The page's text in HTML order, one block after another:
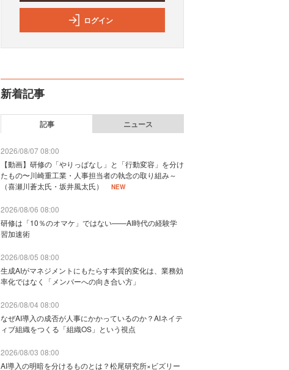
ログイン
新着記事
記事 ニュース
2026/08/07 08:00
【動画】研修の「やりっぱなし」と「行動変容」を分け
たもの〜川崎重工業・人事担当者の執念の取り組み～
（喜瀬川蒼太氏・坂井風太氏）
NEW
2026/08/06 08:00
研修は「10％のオマケ」ではない——AI時代の経験学
習加速術
2026/08/05 08:00
生成AIがマネジメントにもたらす本質的変化は、業務効
率化ではなく「メンバーへの向き合い方」
2026/08/04 08:00
なぜAI導入の成否が人事にかかっているのか？AIネイテ
ィブ組織をつくる「組織OS」という視点
2026/08/03 08:00
AI導入の明暗を分けるものとは？松尾研究所×ビズリー